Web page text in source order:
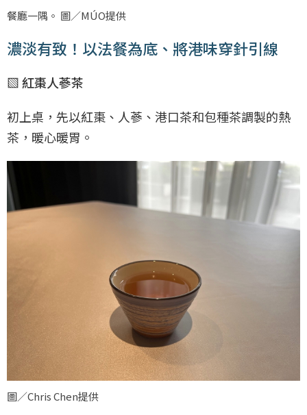
餐廳一隅。 圖／MÚO提供
濃淡有致！以法餐為底、將港味穿針引線
▧ 紅棗人蔘茶
初上桌，先以紅棗、人蔘、港口茶和包種茶調製的熱
茶，暖心暖胃。
圖／Chris Chen提供